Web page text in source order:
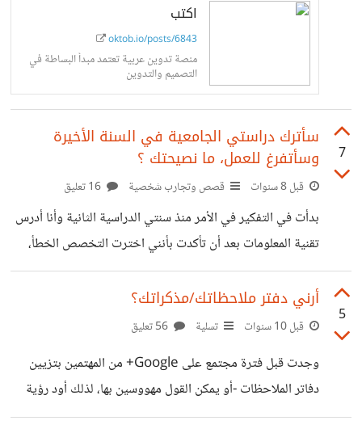
اكتب
oktob.io/posts/6843
منصة تدوين عربية تعتمد مبدأ البساطة في
التصميم والتدوين
7
سأترك دراستي الجامعية في السنة الأخيرة
وسأتفرغ للعمل، ما نصيحتك ؟
قبل 8 سنوات قصص وتجارب شخصية
بدأت في التفكير في الأمر منذ سنتي الدراسية الثانية وأنا أدرس
تقنية المعلومات بعد أن تأكدت بأنني اخترت التخصص الخطأ،
وكنت أريد أن أتوقف ولكن لم أستطع، وحينها بدأت عملي في
مجال تصميم الجرافيك، فقط بعدد قليل جدًا من الأعمال،
ومستمر في هذا المجال إلى الآن. توقفت في شهر اغسطس
المشاريع وحصلت على مال جيد، والآن أعمل في وظيفة بدخل
مناسب، وأعرف جيدًا أنه بإمكاني تحقيق دخل جيد لو
5
أرني دفتر ملاحظاتك/مذكراتك؟
قبل 10 سنوات تسلية
وجدت قبل فترة مجتمع على Google+ من المهتمين بتزيين
دفاتر الملاحظات -أو يمكن القول مهووسين بها، لذلك أود رؤية
دفاتر ومذكرات المهووسين هنا. >تدوينة كتبتها بها بعض النماذج